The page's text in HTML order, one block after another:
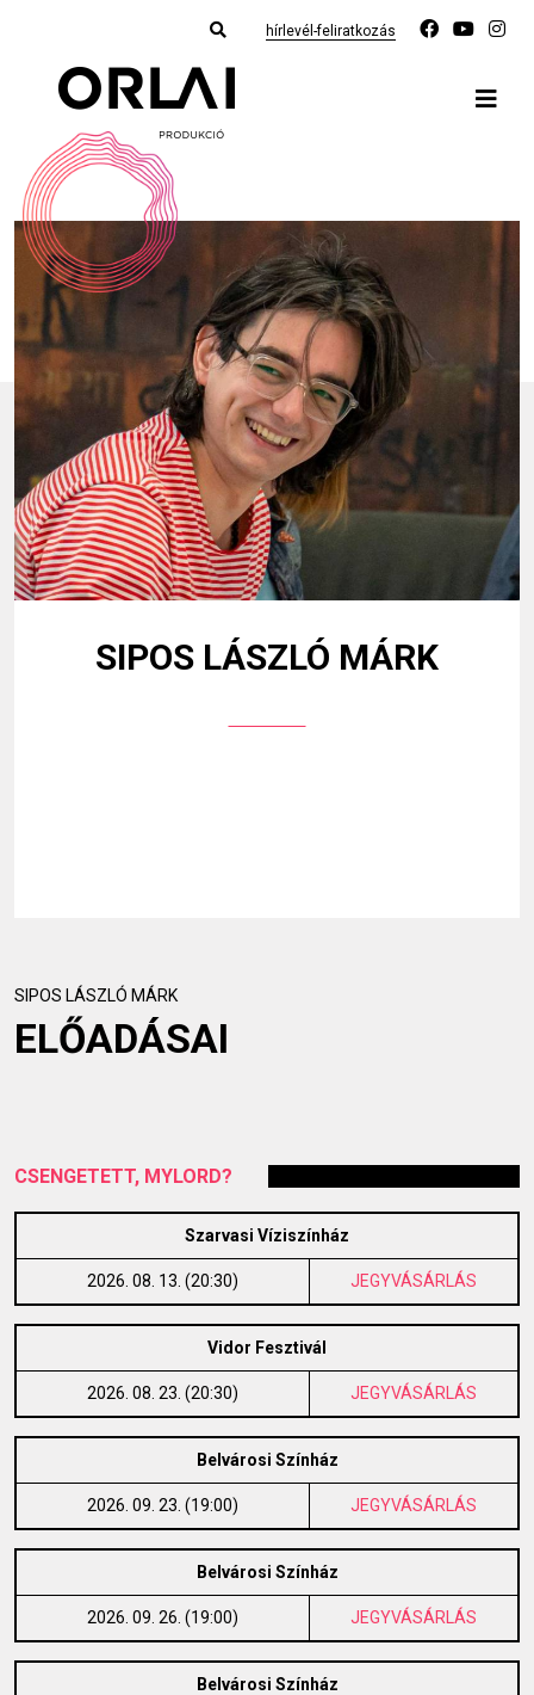
hírlevél-feliratkozás
SIPOS LÁSZLÓ MÁRK
SIPOS LÁSZLÓ MÁRK
ELŐADÁSAI
CSENGETETT, MYLORD?
Szarvasi Víziszínház
2026. 08. 13. (20:30) JEGYVÁSÁRLÁS
Vidor Fesztivál
2026. 08. 23. (20:30) JEGYVÁSÁRLÁS
Belvárosi Színház
2026. 09. 23. (19:00) JEGYVÁSÁRLÁS
Belvárosi Színház
2026. 09. 26. (19:00) JEGYVÁSÁRLÁS
Belvárosi Színház